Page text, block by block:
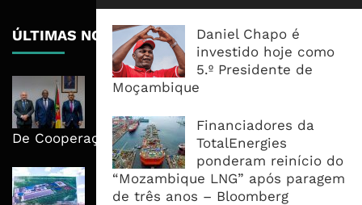
Daniel Chapo é
investido hoje como
5.º Presidente de
Moçambique
Financiadores da
TotalEnergies
ponderam reinício do
“Mozambique LNG” após paragem
de três anos – Bloomberg
ÚLTIMAS NOTÍCIAS
Moçambique E ECA Colocam
Execução No Centro Da Nova Agenda
De Cooperação
Nova Capacidade Cimenteira Coloca
Moçambique No Caminho Da Auto-